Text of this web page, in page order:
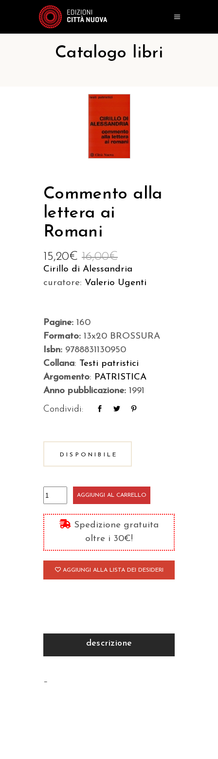
Catalogo libri
Commento alla
lettera ai
Romani
16,00€
15,20€
Cirillo di Alessandria
curatore: Valerio Ugenti
Pagine: 160
Formato: 13x20 BROSSURA
Isbn: 9788831130950
Collana: Testi patristici
Argomento: PATRISTICA
Anno pubblicazione: 1991
Condividi:
DISPONIBILE
Commento
alla
lettera
ai
Romani
quantità
AGGIUNGI AL CARRELLO
Spedizione gratuita
oltre i 30€!
AGGIUNGI ALLA LISTA DEI DESIDERI
descrizione
–